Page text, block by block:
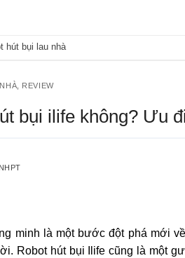
hút bụi lau nhà
REVIEW
bụi ilife không? Ưu
minh là một bước đột phá mới
Robot hút bụi Ilife cũng là một